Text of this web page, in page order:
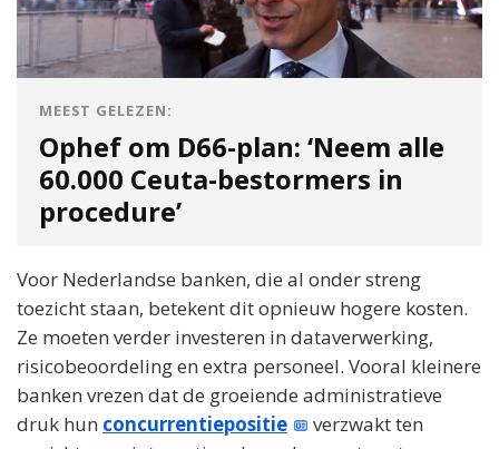
MEEST GELEZEN:
Ophef om D66-plan: ‘Neem alle
60.000 Ceuta-bestormers in
procedure’
Voor Nederlandse banken, die al onder streng
toezicht staan, betekent dit opnieuw hogere kosten.
Ze moeten verder investeren in dataverwerking,
risicobeoordeling en extra personeel. Vooral kleinere
banken vrezen dat de groeiende administratieve
druk hun concurrentiepositie
verzwakt ten